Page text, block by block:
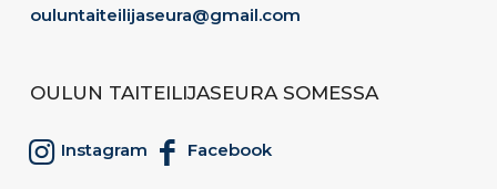
ouluntaiteilijaseura@gmail.com
OULUN TAITEILIJASEURA SOMESSA
Instagram Facebook